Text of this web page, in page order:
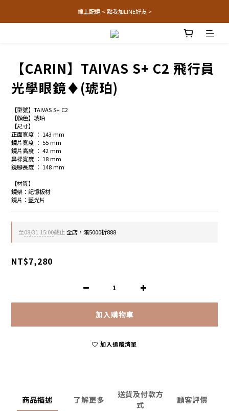
線上配鏡 < 點我加LINE好友 >
【CARIN】TAIVAS S+ C2 飛行員
光學眼鏡♦(琥珀)
【型號】TAIVAS S+ C2
【顏色】琥珀
【尺寸】
正面寬度 ： 143 mm
鏡片寬度 ： 55 mm
鏡片高度 ： 42 mm
鼻樑寬度 ： 18 mm
鏡腳長度 ： 148 mm
【材質】
鏡架：記憶板材
鏡片：藍光片
至08/31 15:00截止全店，滿5000折888
NT$7,280
加入購物車
加入追蹤清單
商品描述 了解更多
送貨及付款方
式
顧客評價